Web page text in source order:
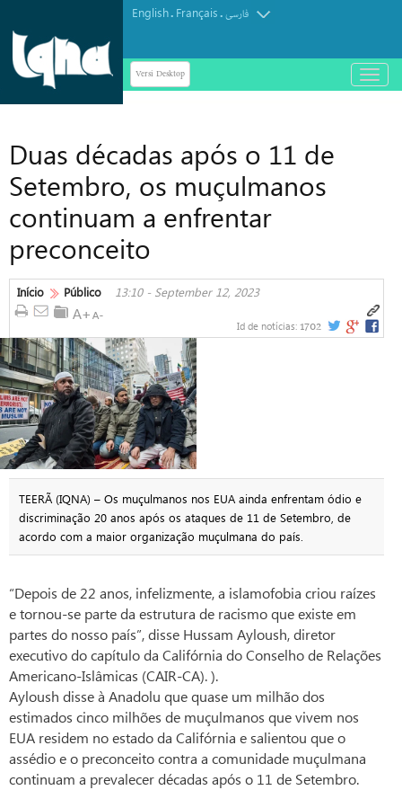
English. Français.فارسی
Versi Desktop
باز
و
Duas décadas após o 11 de
Setembro, os muçulmanos
continuam a enfrentar
preconceito
Início Público 13:10 - September 12, 2023
Id de notícias: 1702
TEERÃ (IQNA) – Os muçulmanos nos EUA ainda enfrentam ódio e
discriminação 20 anos após os ataques de 11 de Setembro, de
acordo com a maior organização muçulmana do país.
“Depois de 22 anos, infelizmente, a islamofobia criou raízes
e tornou-se parte da estrutura de racismo que existe em
partes do nosso país”, disse Hussam Ayloush, diretor
executivo do capítulo da Califórnia do Conselho de Relações
Americano-Islâmicas (CAIR-CA). ).
Ayloush disse à Anadolu que quase um milhão dos
estimados cinco milhões de muçulmanos que vivem nos
EUA residem no estado da Califórnia e salientou que o
assédio e o preconceito contra a comunidade muçulmana
continuam a prevalecer décadas após o 11 de Setembro.